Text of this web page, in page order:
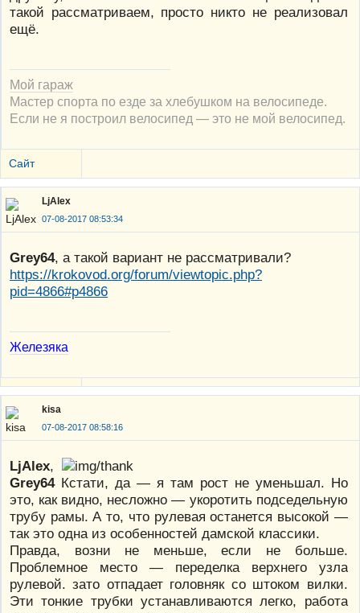
такой рассматриваем, просто никто не реализовал
ещё.
Мой гараж
Мастер спорта по езде за хлебушком на велосипеде.
Если не я построил велосипед — это не мой велосипед.
Сайт
LjAlex
07-08-2017 08:53:34
Grey64, а такой вариант не рассматривали?
https://krokovod.org/forum/viewtopic.php?
pid=4866#p4866
Железяка
kisa
07-08-2017 08:58:16
LjAlex,
Grey64Кстати, да — я там рост не уменьшал. Но
это, как видно, несложно — укоротить подседельную
трубу рамы. А то, что рулевая останется высокой —
так это одна из особенностей дамской классики.
Правда, возни не меньше, если не больше.
Проблемное место — переделка верхнего узла
рулевой. зато отпадает головняк со штоком вилки.
Эти тонкие трубки устанавливаются легко, работа